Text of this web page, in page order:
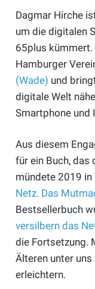
Dagmar Hirche
um die digitalen
65plus
Hamburger
(Wade) und
digitale Welt
Smartphone und
Aus diesem
für ein Buch, das
mündete 2019 in
Netz. Das
Bestsellerbuch
versilbern das
die Fortsetzung.
Älteren unter
erleichtern.